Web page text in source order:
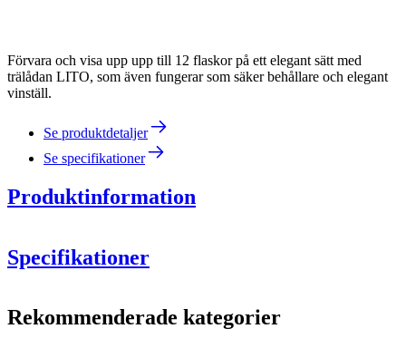
Förvara och visa upp upp till 12 flaskor på ett elegant sätt med
trälådan LITO, som även fungerar som säker behållare och elegant
vinställ.
Se produktdetaljer
Se specifikationer
Produktinformation
Specifikationer
Produktnummer00082B
Rekommenderade kategorier